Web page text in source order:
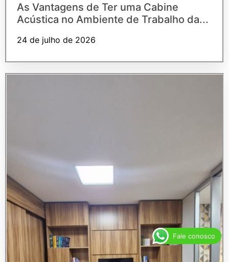
As Vantagens de Ter uma Cabine
Acústica no Ambiente de Trabalho da...
24 de julho de 2026
Fale conosco